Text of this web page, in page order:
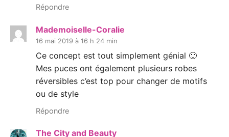
Répondre
Mademoiselle-Coralie
16 mai 2019 à 16 h 24 min
Ce concept est tout simplement génial 🙂
Mes puces ont également plusieurs robes
réversibles c’est top pour changer de motifs
ou de style
Répondre
The City and Beauty